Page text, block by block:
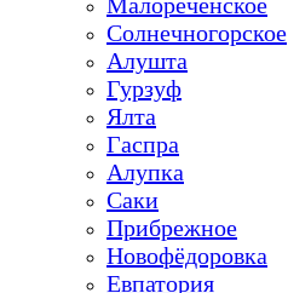
Солнечногорское
Алушта
Гурзуф
Ялта
Гаспра
Алупка
Саки
Прибрежное
Новофёдоровка
Евпатория